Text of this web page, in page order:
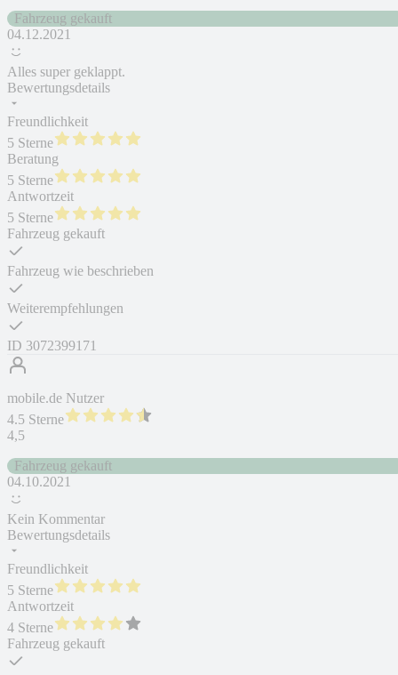
Fahrzeug gekauft
04.12.2021
Alles super geklappt.
Bewertungsdetails
Freundlichkeit
5 Sterne
Beratung
5 Sterne
Antwortzeit
5 Sterne
Fahrzeug gekauft
Fahrzeug wie beschrieben
Weiterempfehlungen
ID 3072399171
mobile.de Nutzer
4.5 Sterne
4,5
Fahrzeug gekauft
04.10.2021
Kein Kommentar
Bewertungsdetails
Freundlichkeit
5 Sterne
Antwortzeit
4 Sterne
Fahrzeug gekauft